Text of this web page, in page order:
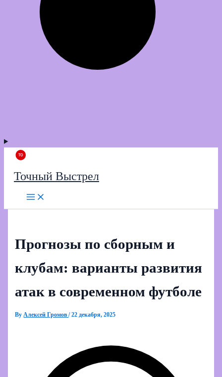
Точный Выстрел
Прогнозы по сборным и
клубам: варианты развития
атак в современном футболе
By Алексей Громов/22 декабря, 2025